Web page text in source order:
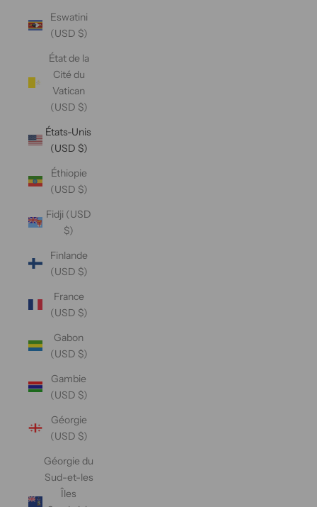
Eswatini
(USD $)
État de la
Cité du
Vatican
(USD $)
États-Unis
(USD $)
Éthiopie
(USD $)
Fidji (USD
$)
Finlande
(USD $)
France
(USD $)
Gabon
(USD $)
Gambie
(USD $)
Géorgie
(USD $)
Géorgie du
Sud-et-les
Îles